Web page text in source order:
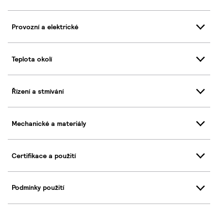
Provozní a elektrické
Teplota okolí
Řízení a stmívání
Mechanické a materiály
Certifikace a použití
Podmínky použití